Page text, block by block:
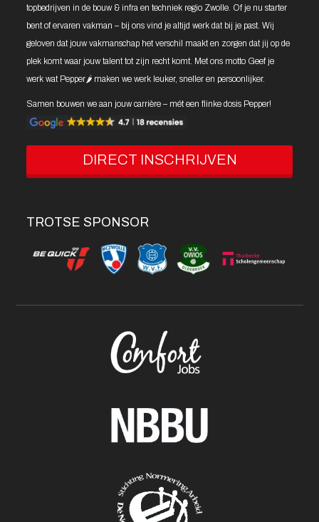
topbedrijven in de bouw & infra en techniek regio Zwolle. Of je nu starter
bent of ervaren vakman – bij ons vind je altijd werk dat bij je past. Wij
geloven dat jouw vakmanschap het verschil maakt en zorgen dat jij op de
plek komt waar jouw talent tot zijn recht komt. Met ons motto Geef je
werk wat Pepper🌶️ maken we werk leuker, sneller en persoonlijker.
Samen bouwen we aan jouw carrière – mét een flinke dosis Pepper!
DIRECT INSCHRIJVEN
TROTSE SPONSOR